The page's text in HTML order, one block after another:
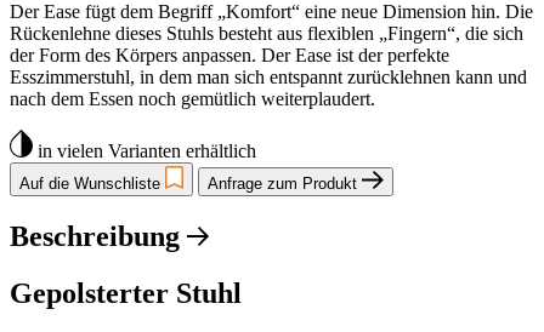
Der Ease fügt dem Begriff „Komfort“ eine neue Dimension hin. Die
Rückenlehne dieses Stuhls besteht aus flexiblen „Fingern“, die sich
der Form des Körpers anpassen. Der Ease ist der perfekte
Esszimmerstuhl, in dem man sich entspannt zurücklehnen kann und
nach dem Essen noch gemütlich weiterplaudert.
in vielen Varianten erhältlich
Auf die Wunschliste Anfrage zum Produkt
Beschreibung
Gepolsterter Stuhl